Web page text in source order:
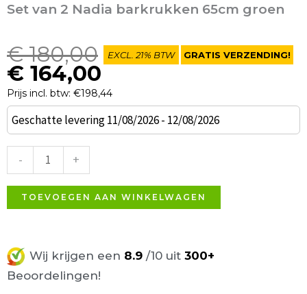
Set van 2 Nadia barkrukken 65cm groen
€180,00
Oorspronkelijke
prijs
was:
€ 180,00.
€ 164,00
Prijs incl. btw: €198,44
Huidige
prijs
is:
€ 164,00.
EXCL. 21% BTW GRATIS VERZENDING!
Geschatte levering 11/08/2026 - 12/08/2026
-
Set
van
Nadia
barkrukken
65cm
aantal
+
TOEVOEGEN AAN WINKELWAGEN
Wij krijgen een 8.9 /10 uit 300+
Beoordelingen!